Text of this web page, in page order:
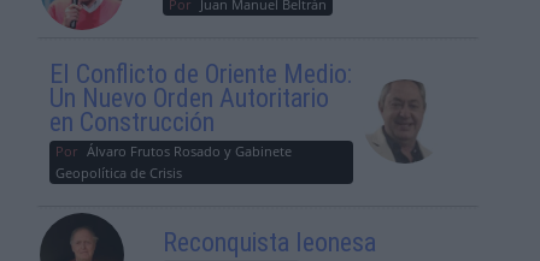
Por Juan Manuel Beltrán
El Conflicto de Oriente Medio:
Un Nuevo Orden Autoritario
en Construcción
Por Álvaro Frutos Rosado y Gabinete
Geopolítica de Crisis
Reconquista leonesa